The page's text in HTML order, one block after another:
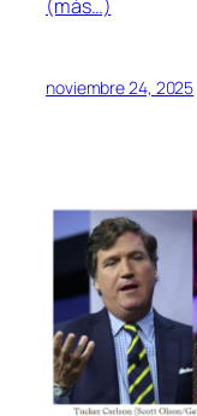
(más…)
noviembre 24, 2025